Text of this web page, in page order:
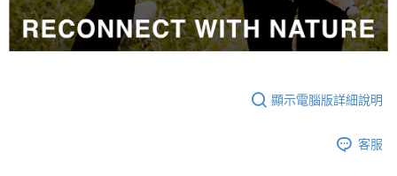
顯示電腦版詳細說明
客服